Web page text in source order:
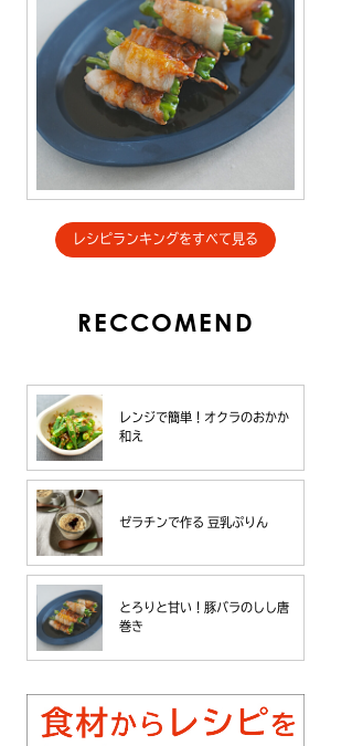
レシピランキングをすべて見る
RECCOMEND
レンジで簡単！オクラのおかか
和え
ゼラチンで作る 豆乳ぷりん
とろりと甘い！豚バラのしし唐
巻き